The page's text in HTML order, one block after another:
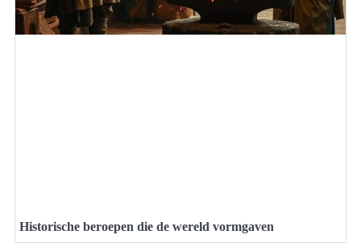
Historische beroepen die de wereld vormgaven